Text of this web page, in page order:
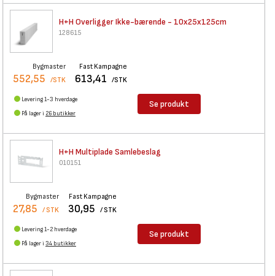
H+H Overligger Ikke-bærende - 10x25x125cm
128615
Bygmaster
552,55 /STK
Fast Kampagne
613,41 /STK
Levering 1-3 hverdage
På lager i 26 butikker
Se produkt
H+H Multiplade Samlebeslag
010151
Bygmaster
27,85 / STK
Fast Kampagne
30,95 / STK
Levering 1-2 hverdage
På lager i 34 butikker
Se produkt